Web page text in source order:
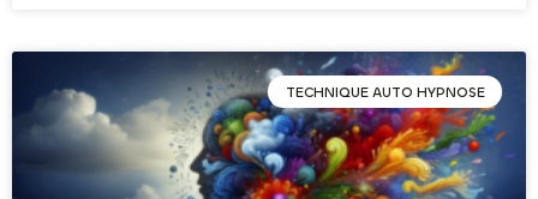
TECHNIQUE AUTO HYPNOSE